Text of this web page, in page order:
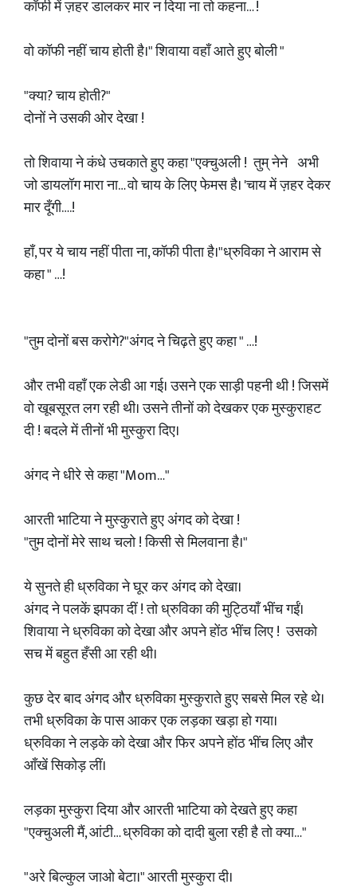
कॉफी में ज़हर डालकर मार न दिया ना तो कहना… !
वो कॉफी नहीं चाय होती है।" शिवाया वहाँ आते हुए बोली "
"क्या? चाय होती?"
दोनों ने उसकी ओर देखा !
तो शिवाया ने कंधे उचकाते हुए कहा "एक्चुअली ! तुम् नेने अभी
जो डायलॉग मारा ना… वो चाय के लिए फेमस है। 'चाय में ज़हर देकर
मार दूँगी….!
हाँ, पर ये चाय नहीं पीता ना, कॉफी पीता है।"ध्रुविका ने आराम से
कहा " …!
"तुम दोनों बस करोगे?"अंगद ने चिढ़ते हुए कहा " …!
और तभी वहाँ एक लेडी आ गई। उसने एक साड़ी पहनी थी ! जिसमें
वो खूबसूरत लग रही थी। उसने तीनों को देखकर एक मुस्कुराहट
दी ! बदले में तीनों भी मुस्कुरा दिए।
अंगद ने धीरे से कहा "Mom…"
आरती भाटिया ने मुस्कुराते हुए अंगद को देखा !
"तुम दोनों मेरे साथ चलो ! किसी से मिलवाना है।"
ये सुनते ही ध्रुविका ने घूर कर अंगद को देखा।
अंगद ने पलकें झपका दीं ! तो ध्रुविका की मुट्ठियाँ भींच गईं।
शिवाया ने ध्रुविका को देखा और अपने होंठ भींच लिए ! उसको
सच में बहुत हँसी आ रही थी।
कुछ देर बाद अंगद और ध्रुविका मुस्कुराते हुए सबसे मिल रहे थे।
तभी ध्रुविका के पास आकर एक लड़का खड़ा हो गया।
ध्रुविका ने लड़के को देखा और फिर अपने होंठ भींच लिए और
आँखें सिकोड़ लीं।
लड़का मुस्कुरा दिया और आरती भाटिया को देखते हुए कहा
"एक्चुअली मैं, आंटी… ध्रुविका को दादी बुला रही है तो क्या…"
"अरे बिल्कुल जाओ बेटा।" आरती मुस्कुरा दी।